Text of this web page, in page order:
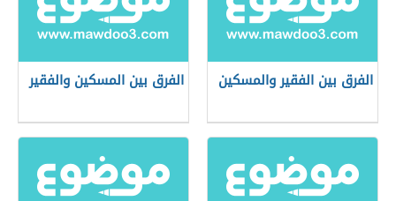
الفرق بين الفقير والمسكين الفرق بين المسكين والفقير